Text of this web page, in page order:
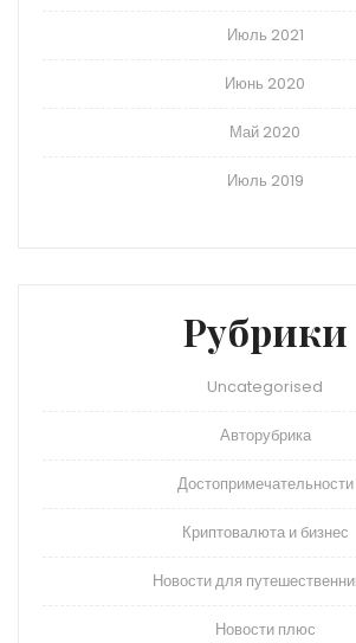
Июль 2021
Июнь 2020
Май 2020
Июль 2019
Рубрики
Uncategorised
Авторубрика
Достопримечательности
Криптовалюта и бизнес
Новости для
Новости плюс